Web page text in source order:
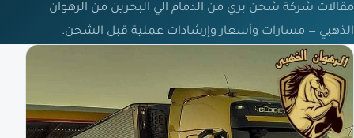
مقالات شركة شحن بري من الدمام الي البحرين من الرهوان
الذهبي — مسارات وأسعار وإرشادات عملية قبل الشحن.